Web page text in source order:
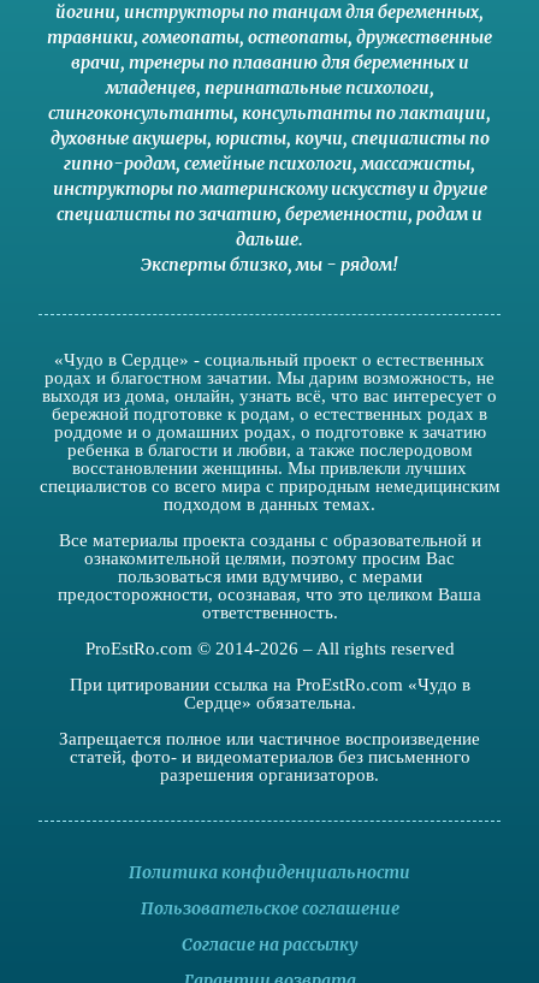
йогини, инструкторы по танцам для беременных,
травники, гомеопаты, остеопаты, дружественные
врачи, тренеры по плаванию для беременных и
младенцев, перинатальные психологи,
слингоконсультанты, консультанты по лактации,
духовные акушеры, юристы, коучи, специалисты по
гипно-родам, семейные психологи,массажисты,
инструкторы по материнскому искусствуи другие
специалисты по зачатию, беременности, родами
дальше.
Эксперты близко,мы - рядом!
«Чудо в Сердце» - социальный проект о естественных
родах и благостном зачатии. Мы дарим возможность, не
выходя из дома, онлайн, узнать всё, что вас интересует о
бережной подготовке к родам, о естественных родах в
роддоме и о домашних родах, о подготовке к зачатию
ребенка в благости и любви, а также послеродовом
восстановлении женщины. Мы привлекли лучших
специалистов со всего мира с природным немедицинским
подходом в данных темах.
Все материалы проекта созданы с образовательной и
ознакомительной целями, поэтому просим Вас
пользоваться ими вдумчиво, с мерами
предосторожности, осознавая, что это целиком Ваша
ответственность.
ProEstRo.com © 2014-2026 – All rights reserved
При цитировании ссылка на ProEstRo.com «Чудо в
Сердце» обязательна.
Запрещается полное или частичное воспроизведение
статей, фото- и видеоматериалов без письменного
разрешения организаторов.
Политика конфиденциальности
Пользовательское соглашение
Согласие на рассылку